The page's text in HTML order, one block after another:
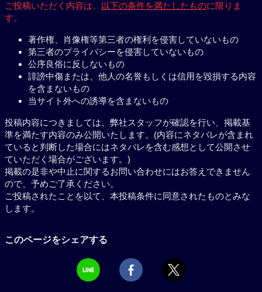
ご投稿いただく内容は、 以下の条件を満たしたものに限りま
す。
著作権、肖像権等第三者の権利を侵害していないもの
第三者のプライバシーを侵害していないもの
公序良俗に反しないもの
誹謗中傷または、他人の名誉もしくは信用を毀損する内容
を含まないもの
当サイト外への誘導を含まないもの
投稿内容につきましては、弊社スタッフが確認を行い、掲載基
準を満たす内容のみ公開いたします。(内容にネタバレが含まれ
ていると判断した場合にはネタバレを含む感想として公開させ
ていただく場合がございます。)
掲載の是非や中止に関するお問い合わせにはお答えできません
ので、予めご了承ください。
ご投稿されたことを以て、本投稿条件に同意されたものとみな
します。
このページをシェアする